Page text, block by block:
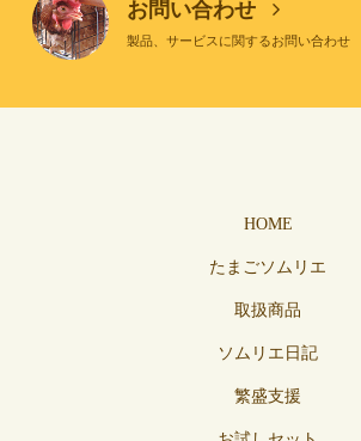
お問い合わせ
製品、サービスに関するお問い合わせ
HOME
たまごソムリエ
取扱商品
ソムリエ日記
繁盛支援